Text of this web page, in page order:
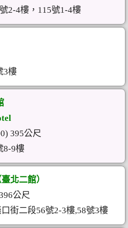
2-4樓，115號1-4樓
3樓
395公尺
8-9樓
北二館）
公尺
街二段56號2-3樓,58號3樓